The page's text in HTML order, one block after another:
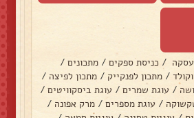
/ כניסת ספקים / מתכונים /
/ מתכון לפנקייק / מתכון לפיצה /
/ עוגת שמרים / עוגת ביסקוויטים /
/ עוגת מספרים / מרק אפונה /